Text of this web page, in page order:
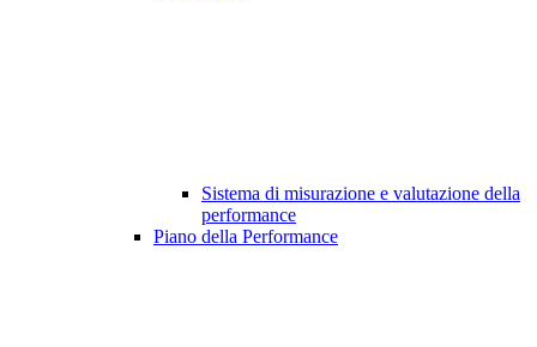
Sistema di misurazione e valutazione della
performance
Piano della Performance